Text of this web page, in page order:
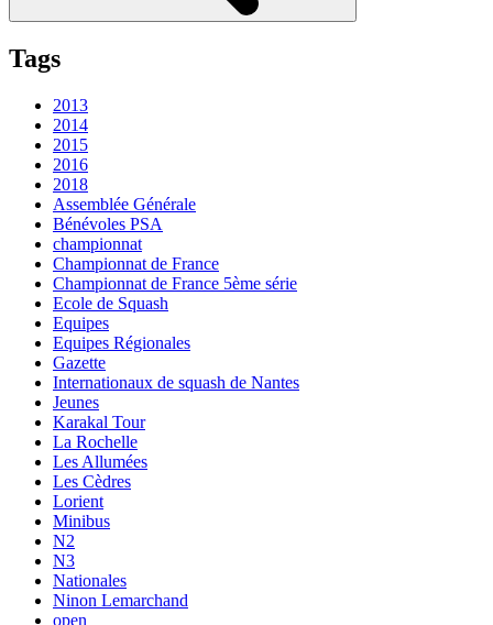
Tags
2013
2014
2015
2016
2018
Assemblée Générale
Bénévoles PSA
championnat
Championnat de France
Championnat de France 5ème série
Ecole de Squash
Equipes
Equipes Régionales
Gazette
Internationaux de squash de Nantes
Jeunes
Karakal Tour
La Rochelle
Les Allumées
Les Cèdres
Lorient
Minibus
N2
N3
Nationales
Ninon Lemarchand
open